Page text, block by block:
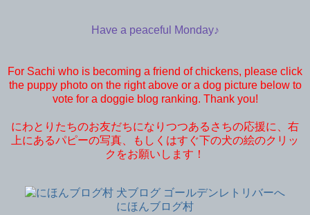
Have a peaceful Monday♪
For Sachi who is becoming a friend of chickens, please click
the puppy photo on the right above or a dog picture below to
vote for a doggie blog ranking. Thank you!
にわとりたちのお友だちになりつつあるさちの応援に、右
上にあるパピーの写真、もしくはすぐ下の犬の絵のクリッ
クをお願いします！
にほんブログ村